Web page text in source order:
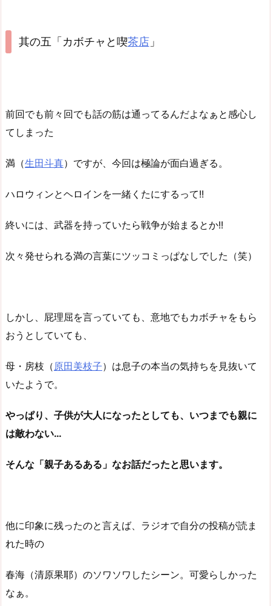
其の五「カボチャと喫茶店」
前回でも前々回でも話の筋は通ってるんだよなぁと感心し
てしまった
満（生田斗真）ですが、今回は極論が面白過ぎる。
ハロウィンとヘロインを一緒くたにするって!!
終いには、武器を持っていたら戦争が始まるとか!!
次々発せられる満の言葉にツッコミっぱなしでした（笑）
しかし、屁理屈を言っていても、意地でもカボチャをもら
おうとしていても、
母・房枝（ 原田美枝子）は息子の本当の気持ちを見抜いて
いたようで。
やっぱり、子供が大人になったとしても、いつまでも親に
は敵わない…
そんな「親子あるある」なお話だったと思います。
他に印象に残ったのと言えば、ラジオで自分の投稿が読ま
れた時の
春海（清原果耶）のソワソワしたシーン。可愛らしかった
なぁ。